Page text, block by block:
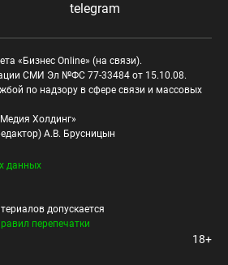
telegram
«Бизнес Online» (на связи).
СМИ Эл №ФС 77-33484 от 15.10.08.
по надзору в сфере связи и массовых
Холдинг»
А.В. Брусницын
данных
допускается
перепечатки
18+